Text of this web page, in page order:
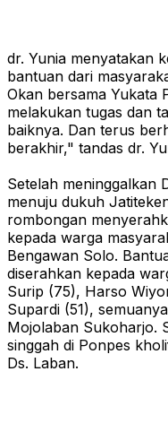
dr. Yunia menyatakan
bantuan dari
Okan bersama Yukata
melakukan tugas dan
baiknya. Dan terus
berakhir," tandas dr.
Setelah meninggalkan
menuju dukuh
rombongan
kepada warga
Bengawan Solo.
diserahkan kepada
Surip (75), Harso
Supardi (51),
Mojolaban Sukoharjo.
singgah di Ponpes
Ds. Laban.